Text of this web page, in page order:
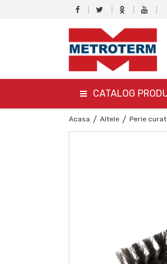
CATALOG
termo
Acasa / Altele / Perie